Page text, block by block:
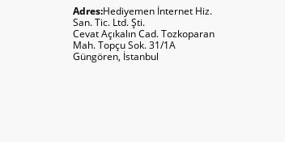
Adres:Hediyemen İnternet Hiz.
San. Tic. Ltd. Şti.
Cevat Açıkalın Cad. Tozkoparan
Mah. Topçu Sok. 31/1A
Güngören, İstanbul